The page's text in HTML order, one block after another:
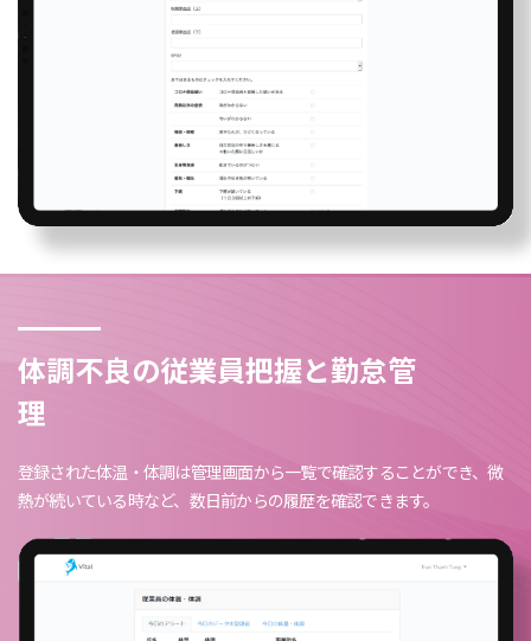
体調不良の従業員把握と勤怠管
理
登録された体温・体調は管理画面から一覧で確認することができ、微
熱が続いている時など、数日前からの履歴を確認できます。